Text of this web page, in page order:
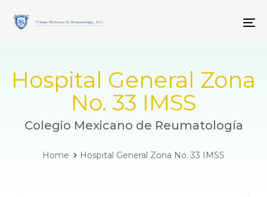
links
primary
content
Hospital General Zona
No. 33 IMSS
Colegio Mexicano de Reumatología
Home Hospital General Zona No. 33 IMSS